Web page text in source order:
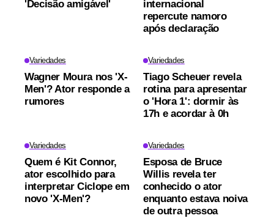
'Decisão amigável'
internacional
repercute namoro
após declaração
Variedades
Wagner Moura nos 'X-
Men'? Ator responde a
rumores
Variedades
Tiago Scheuer revela
rotina para apresentar
o 'Hora 1': dormir às
17h e acordar à 0h
Variedades
Quem é Kit Connor,
ator escolhido para
interpretar Ciclope em
novo 'X-Men'?
Variedades
Esposa de Bruce
Willis revela ter
conhecido o ator
enquanto estava noiva
de outra pessoa